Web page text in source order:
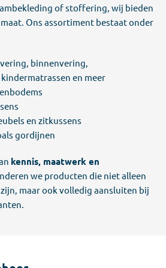
of stoffering, wij bieden
Ons assortiment bestaat onder
binnenvering,
en meer
en zitkussens
gordijnen
kennis, maatwerk en
we producten die niet alleen
maar ook volledig aansluiten bij